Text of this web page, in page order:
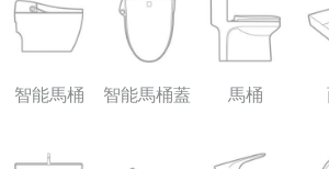
智能馬桶 智能馬桶蓋 馬桶